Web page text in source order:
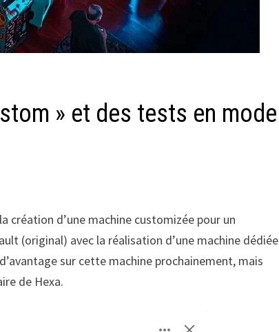
» et des tests en mode
création d’une machine customizée pour un
(original) avec la réalisation d’une machine dédiée
sur cette machine prochainement, mais
de Hexa.